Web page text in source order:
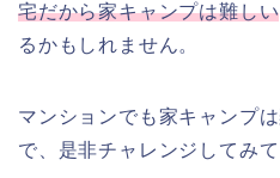
宅だから家キャンプは難しい
るかもしれません。
マンションでも家キャンプ
で、是非チャレンジしてみて